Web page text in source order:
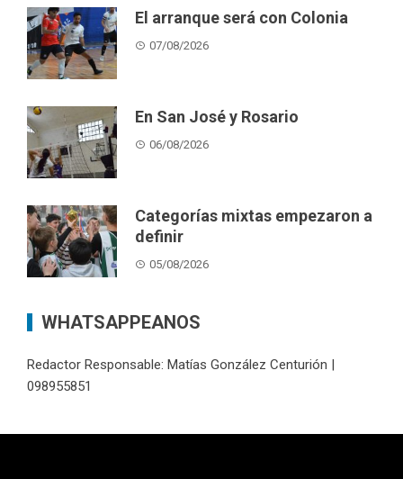
El arranque será con Colonia
07/08/2026
En San José y Rosario
06/08/2026
Categorías mixtas empezaron a
definir
05/08/2026
WHATSAPPEANOS
Redactor Responsable: Matías González Centurión |
098955851